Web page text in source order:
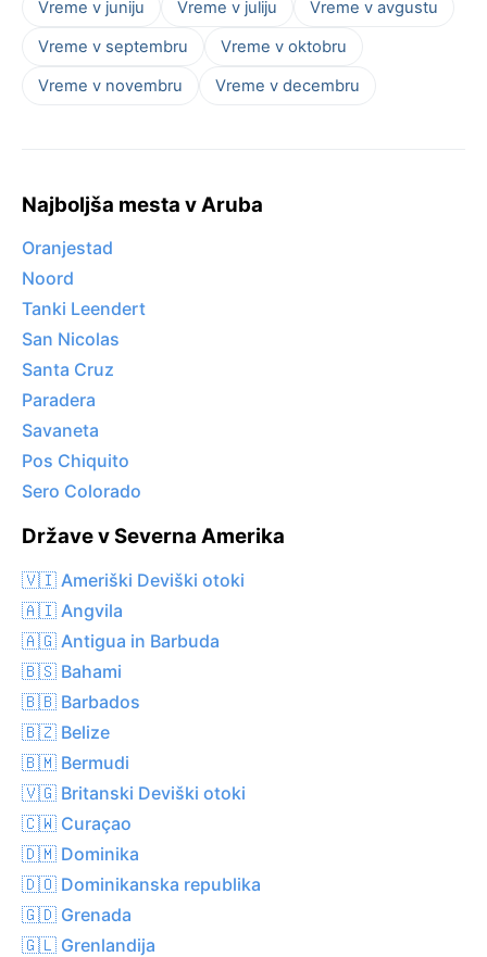
Vreme v juniju Vreme v juliju
Vreme v avgustu
Vreme v septembru
Vreme v oktobru
Vreme v novembru
Vreme v decembru
Najboljša mesta v Aruba
Oranjestad
Noord
Tanki Leendert
San Nicolas
Santa Cruz
Paradera
Savaneta
Pos Chiquito
Sero Colorado
Države v Severna Amerika
🇻🇮 Ameriški Deviški otoki
🇦🇮 Angvila
🇦🇬 Antigua in Barbuda
🇧🇸 Bahami
🇧🇧 Barbados
🇧🇿 Belize
🇧🇲 Bermudi
🇻🇬 Britanski Deviški otoki
🇨🇼 Curaçao
🇩🇲 Dominika
🇩🇴 Dominikanska republika
🇬🇩 Grenada
🇬🇱 Grenlandija